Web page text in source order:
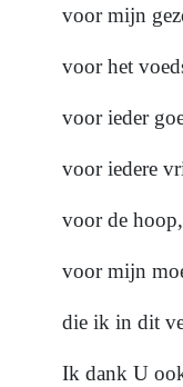
voor mijn
voor het
voor ieder
voor iedere
voor de hoop,
voor mijn
die ik in dit
Ik dank U